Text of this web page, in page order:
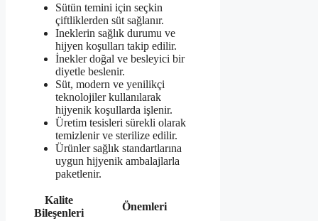
Sütün temini için seçkin
çiftliklerden süt sağlanır.
Ineklerin sağlık durumu ve
hijyen koşulları takip edilir.
İnekler doğal ve besleyici bir
diyetle beslenir.
Süt, modern ve yenilikçi
teknolojiler kullanılarak
hijyenik koşullarda işlenir.
Üretim tesisleri sürekli olarak
temizlenir ve sterilize edilir.
Ürünler sağlık standartlarına
uygun hijyenik ambalajlarla
paketlenir.
Kalite
Bileşenleri
Önemleri